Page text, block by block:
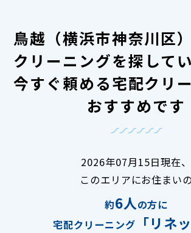
鳥越（横浜市神奈川区
クリーニングを探して
今すぐ頼める宅配クリ
おすすめです
2026年07月15日現在、
このエリアにお住まいの
約6人の方に
宅配クリーニング
「リネ